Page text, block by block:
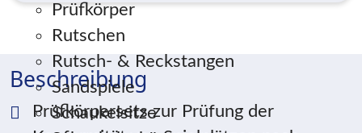
Prüfkörper
Rutschen
Rutsch- & Reckstangen
Sandspiele
Schaukelsitze
Beschreibung
Prüfkörpersets zur Prüfung der